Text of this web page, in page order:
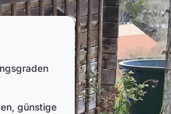
günstige